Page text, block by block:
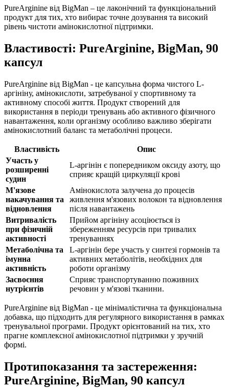
PureArginine від BigMan – це лаконічний та функціональний
продукт для тих, хто вибирає точне дозування та високий
рівень чистоти амінокислотної підтримки.
Властивості: PureArginine, BigMan, 90
капсул
PureArginine від BigMan - це капсульна форма чистого L-
аргініну, амінокислоти, затребуваної у спортивному та
активному способі життя. Продукт створений для
використання в періоди тренувань або активного фізичного
навантаження, коли організму особливо важливо зберігати
амінокислотний баланс та метаболічні процеси.
Властивість
Опис
Участь у
розширенні
судин
L-аргінін є попередником оксиду азоту, що
сприяє кращій циркуляції крові
М'язове
накачування та
відновлення
Амінокислота залучена до процесів
живлення м'язових волокон та відновлення
після навантажень
Витривалість
при фізичній
активності
Прийом аргініну асоціюється із
збереженням ресурсів при тривалих
тренуваннях
Метаболічна та
імунна
активність
L-аргінін бере участь у синтезі гормонів та
активних метаболітів, необхідних для
роботи організму
Засвоєння
нутрієнтів
Сприяє транспортуванню поживних
речовин у м'язові тканини.
PureArginine від BigMan - це мінімалістична та функціональна
добавка, що підходить для регулярного використання в рамках
тренувальної програми. Продукт орієнтований на тих, хто
прагне комплексної амінокислотної підтримки у зручній
формі.
Протипоказання та застереження:
PureArginine, BigMan, 90 капсул